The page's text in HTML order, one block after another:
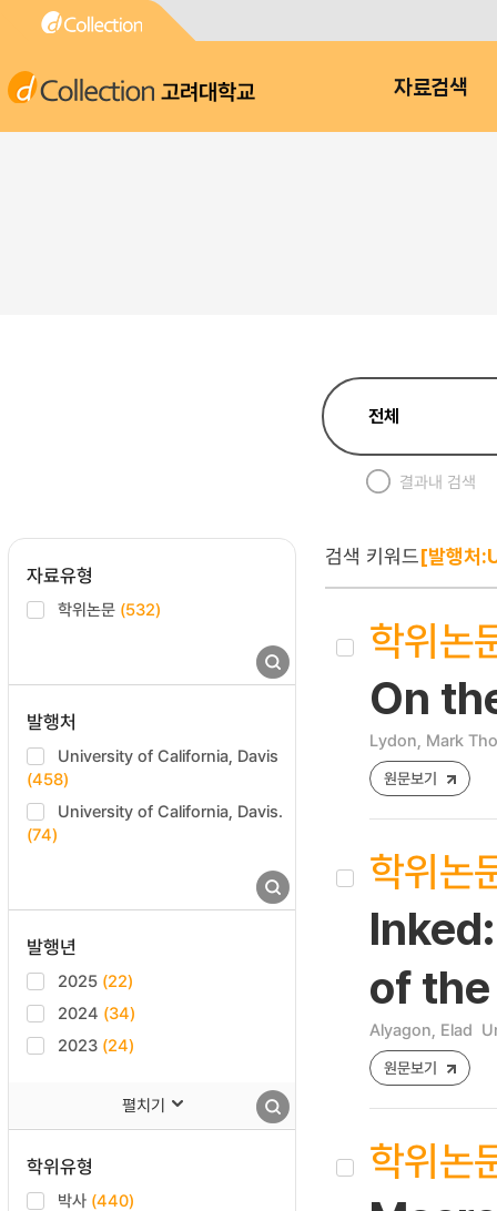
고려대학교 자료검색
결과내 검색
자료유형
학위논문 (532)
발행처
University of California, Davis
(458)
University of California, Davis.
(74)
발행년
2025 (22)
2024 (34)
2023 (24)
펼치기
학위유형
박사 (440)
검색 키워드[발행
학위논
On
Lydon, Mark
원문보기
학위논
of
Alyagon, Elad
원문보기
학위논